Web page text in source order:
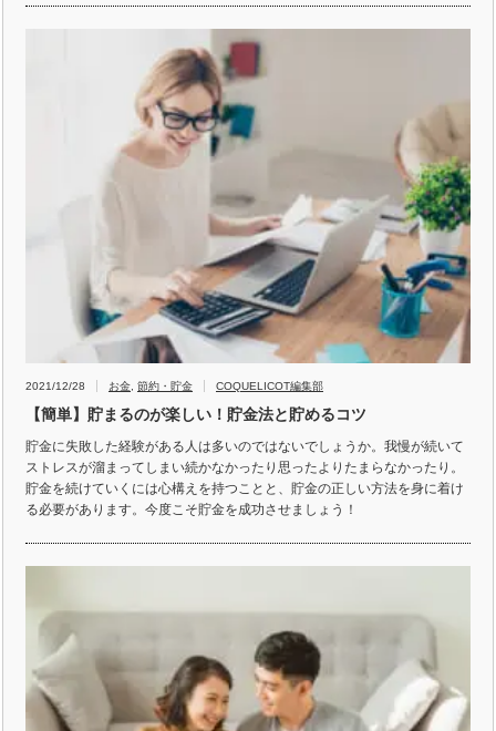
2021/12/28 お金 節約・貯金 COQUELICOT編集部
【簡単】貯まるのが楽しい！貯金法と貯めるコツ
貯金に失敗した経験がある人は多いのではないでしょうか。我慢が続いて
ストレスが溜まってしまい続かなかったり思ったよりたまらなかったり。
貯金を続けていくには心構えを持つことと、貯金の正しい方法を身に着け
る必要があります。今度こそ貯金を成功させましょう！